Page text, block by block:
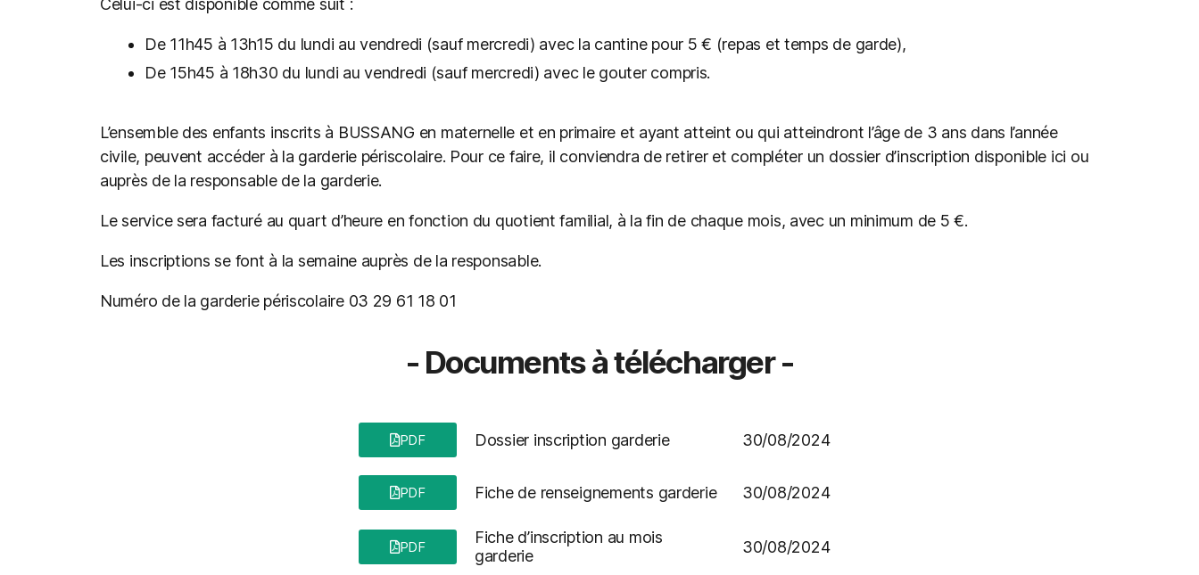
Celui-ci est disponible comme suit :
De 11h45 à 13h15 du lundi au vendredi (sauf mercredi) avec la cantine pour 5 € (repas et temps de garde),
De 15h45 à 18h30 du lundi au vendredi (sauf mercredi) avec le gouter compris.
L’ensemble des enfants inscrits à BUSSANG en maternelle et en primaire et ayant atteint ou qui atteindront l’âge de 3 ans dans l’année
civile, peuvent accéder à la garderie périscolaire. Pour ce faire, il conviendra de retirer et compléter un dossier d’inscription disponible ici ou
auprès de la responsable de la garderie.
Le service sera facturé au quart d’heure en fonction du quotient familial, à la fin de chaque mois, avec un minimum de 5 €.
Les inscriptions se font à la semaine auprès de la responsable.
Numéro de la garderie périscolaire 03 29 61 18 01
- Documents à télécharger -
PDF Dossier inscription garderie 30/08/2024
PDF Fiche de renseignements garderie 30/08/2024
PDF
Fiche d’inscription au mois
garderie
30/08/2024